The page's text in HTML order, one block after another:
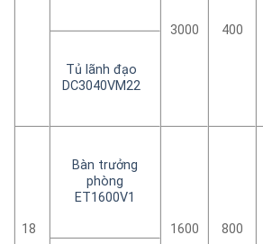
3000 400
Tủ lãnh đạo
DC3040VM22
18
Bàn trưởng
phòng
ET1600V1
1600 800